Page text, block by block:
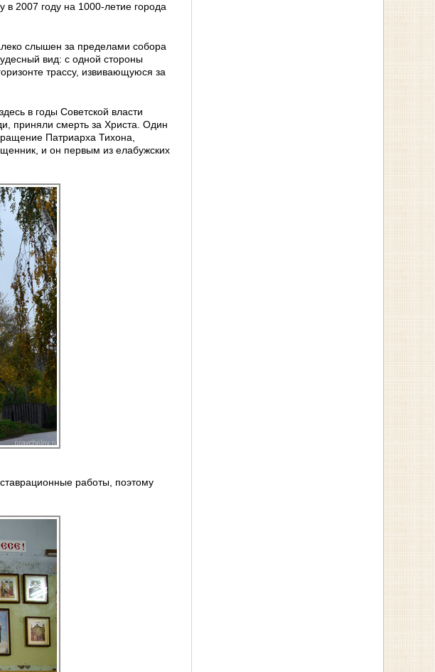
2007 году на 1000-летие города
слышен за пределами собора
вид: с одной стороны
трассу, извивающуюся за
в годы Советской власти
приняли смерть за Христа. Один
Патриарха Тихона,
и он первым из елабужских
работы, поэтому